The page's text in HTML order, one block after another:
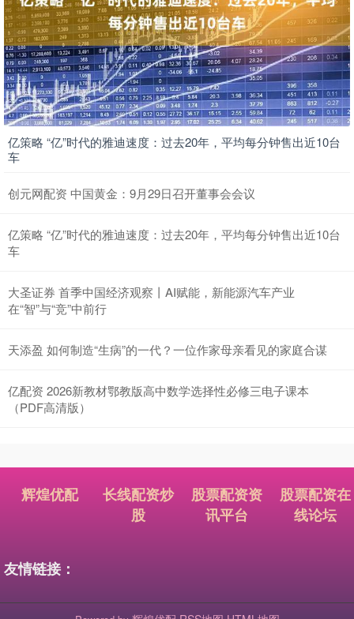
亿策略 “亿”时代的雅迪速度：过去20年，平均每分钟售出近10台
车
创元网配资 中国黄金：9月29日召开董事会会议
亿策略 “亿”时代的雅迪速度：过去20年，平均每分钟售出近10台
车
大圣证券 首季中国经济观察丨AI赋能，新能源汽车产业
在“智”与“竞”中前行
天添盈 如何制造“生病”的一代？一位作家母亲看见的家庭合谋
亿配资 2026新教材鄂教版高中数学选择性必修三电子课本
（PDF高清版）
辉煌优配
长线配资炒
股
股票配资资
讯平台
股票配资在
线论坛
友情链接：